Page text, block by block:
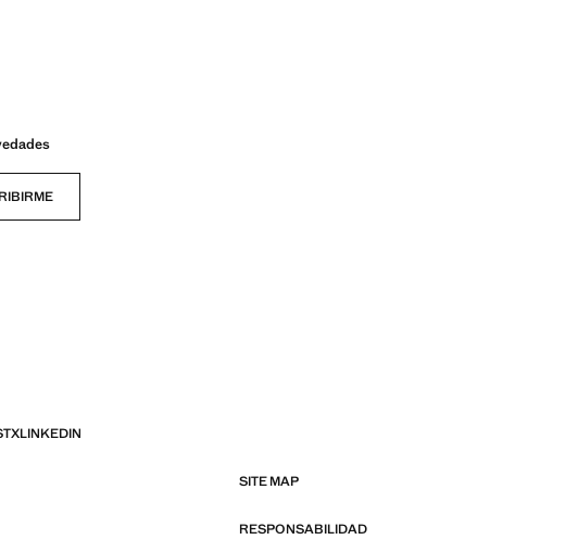
XLINKEDIN
SITE MAP
RESPONSABILIDAD